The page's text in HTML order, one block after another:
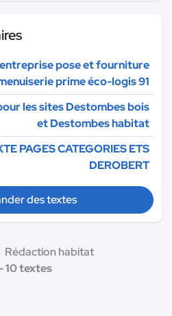
pose et fourniture
prime éco-logis 91
les sites Destombes bois
et Destombes habitat
PAGES CATEGORIES ETS
DEROBERT
des textes
Rédaction habitat
10 textes